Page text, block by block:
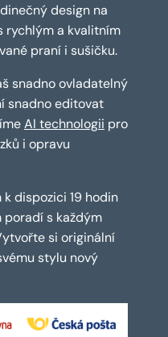
design na
rychlým a kvalitním
praní i sušičku.
snadno ovladatelný
snadno editovat
AI technologii pro
i opravu
dispozici 19 hodin
poradí s každým
si originální
stylu nový